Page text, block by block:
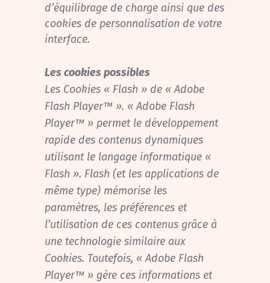
d’équilibrage de charge ainsi que des
cookies de personnalisation de votre
interface.
Les cookies possibles
Les Cookies « Flash » de « Adobe
Flash Player™ ». « Adobe Flash
Player™ » permet le développement
rapide des contenus dynamiques
utilisant le langage informatique «
Flash ». Flash (et les applications de
même type) mémorise les
paramètres, les préférences et
l’utilisation de ces contenus grâce à
une technologie similaire aux
Cookies. Toutefois, « Adobe Flash
Player™ » gère ces informations et